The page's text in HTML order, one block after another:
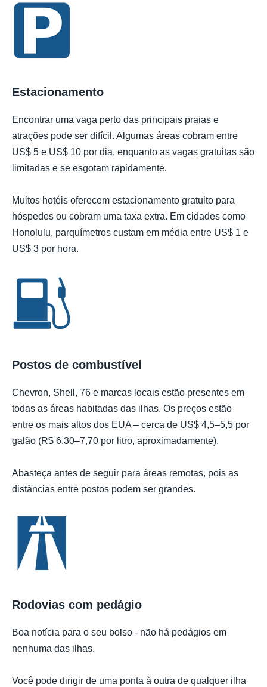
Estacionamento
Encontrar uma vaga perto das principais praias e
atrações pode ser difícil. Algumas áreas cobram entre
US$ 5 e US$ 10 por dia, enquanto as vagas gratuitas são
limitadas e se esgotam rapidamente.
Muitos hotéis oferecem estacionamento gratuito para
hóspedes ou cobram uma taxa extra. Em cidades como
Honolulu, parquímetros custam em média entre US$ 1 e
US$ 3 por hora.
Postos de combustível
Chevron, Shell, 76 e marcas locais estão presentes em
todas as áreas habitadas das ilhas. Os preços estão
entre os mais altos dos EUA – cerca de US$ 4,5–5,5 por
galão (R$ 6,30–7,70 por litro, aproximadamente).
Abasteça antes de seguir para áreas remotas, pois as
distâncias entre postos podem ser grandes.
Rodovias com pedágio
Boa notícia para o seu bolso - não há pedágios em
nenhuma das ilhas.
Você pode dirigir de uma ponta à outra de qualquer ilha